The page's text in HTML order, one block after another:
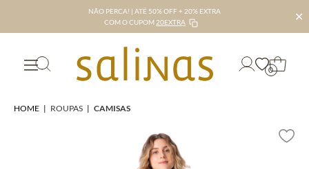
NÃO PERCA! | ATÉ 50% OFF + 20% EXTRA
COM O CUPOM 20EXTRA ✕
0
HOME | ROUPAS | CAMISAS